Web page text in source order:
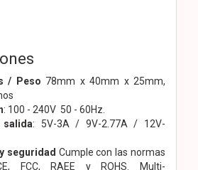
/ Peso 78mm x 40mm x 25mm,
: 100 - 240V 50 - 60Hz.
: 5V-3A / 9V-2.77A / 12V-
seguridad Cumple con las normas
FCC, RAEE y ROHS. Multi-